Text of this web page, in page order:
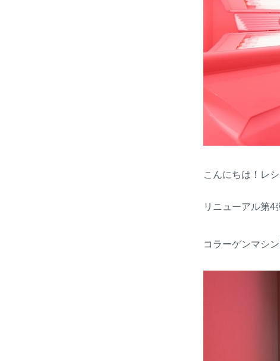
こんにちは！レ
リニューアル第4
コラーゲンマシン